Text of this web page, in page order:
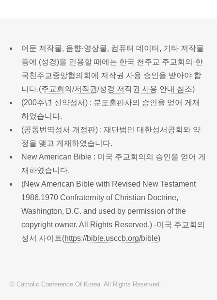
어문 저작물, 음향·영상물, 컴퓨터 데이터, 기타 저작물
등에 (성경)을 인용할 때에는 한국 천주교 주교회의·한
국천주교중앙협의회에 저작권 사용 승인을 받아야 합
니다.(주교회의/저작권/성경 저작권 사용 안내 참조)
(200주년 신약성서) : 분도출판사의 승인을 얻어 게재
하였습니다.
(공동번역성서 개정판) : 재단법인 대한성서공회와 약
정을 맺고 게재하였습니다.
New American Bible : 미국 주교회의의 승인을 얻어 게
재하였습니다.
(New American Bible with Revised New Testament
1986,1970 Confraternity of Christian Doctrine,
Washington, D.C. and used by permission of the
copyright owner. All Rights Reserved.) -미국 주교회의
성서 사이트(https://bible.usccb.org/bible)
© Catholic Conference Of Korea. All Rights Reserved.